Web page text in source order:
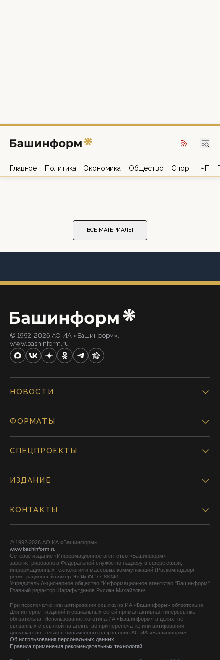
Главное Политика Экономика Общество Спорт ЧП
ВСЕ МАТЕРИАЛЫ
© 1992-2026 АО ИА «Башинформ».
www.bashinform.ru
НОВОСТИ
ФОРМАТЫ
СПЕЦПРОЕКТЫ
ИЗДАНИЕ
КОНТАКТЫ
© 1992-2026 АО ИА «Башинформ».
www.bashinform.ru
Сетевое издание «Информационное агентство «Башинформ»
зарегистрировано в Федеральной службе по надзору в сфере связи,
информационных технологий и массовых коммуникаций (Роскомнадзор),
регистрационный номер Эл № ФС77-88040
Учредитель Акционерное общество "Информационное агентство "Башинформ"
Главный редактор Шарафутдинов Руслан Михайлович
При перепечатке или цитировании ссылка на ИА «Башинформ» обязательна.
Для интернет-изданий и социальных сетей прямая активная гиперссылка
обязательна. Использование логотипа ИА «Башинформ» в целях, не
связанных с ссылкой на агентство при перепечатке или цитировании,
допускается только с письменного разрешения АО ИА «Башинформ».
Об использовании персональных данных
Правила применения рекомендательных технологий